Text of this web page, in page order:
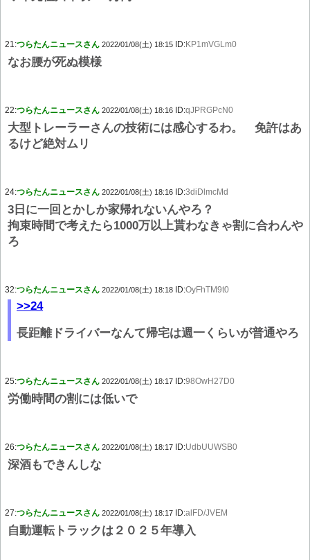
21:つらたんニュースさん 2022/01/08(土) 18:15 ID:KP1mVGLm0
なお腰が死ぬ模様
22:つらたんニュースさん 2022/01/08(土) 18:16 ID:qJPRGPcN0
大型トレーラーさんの技術には感心するわ。 免許はあ
るけど絶対ムリ
24:つらたんニュースさん 2022/01/08(土) 18:16 ID:3diDlmcMd
3日に一回とかしか家帰れないんやろ？
拘束時間で考えたら1000万以上貰わなきゃ割に合わんや
ろ
32:つらたんニュースさん 2022/01/08(土) 18:18 ID:OyFhTM9t0
>>24
長距離ドライバーなんて帰宅は週一くらいが普通やろ
25:つらたんニュースさん 2022/01/08(土) 18:17 ID:98OwH27D0
労働時間の割には低いで
26:つらたんニュースさん 2022/01/08(土) 18:17 ID:UdbUUWSB0
深酒もできんしな
27:つらたんニュースさん 2022/01/08(土) 18:17 ID:alFD/JVEM
自動運転トラックは２０２５年導入